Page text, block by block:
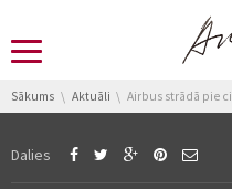
You are here:
Sākums Aktuāli Airbus strādā pie cilvēkveidīgu robotu izstrādes
Dalies